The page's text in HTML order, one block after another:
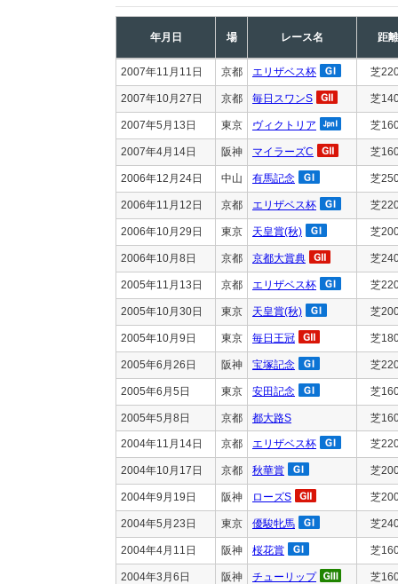
年月日 場 レース名 距離
2007年11月11日 京都 エリザベス杯 芝
2007年10月27日 京都 毎日スワンS 芝
2007年5月13日 東京 ヴィクトリア 芝
2007年4月14日 阪神 マイラーズC 芝
2006年12月24日 中山 有馬記念 芝
2006年11月12日 京都 エリザベス杯 芝
2006年10月29日 東京 天皇賞(秋) 芝
2006年10月8日 京都 京都大賞典 芝
2005年11月13日 京都 エリザベス杯 芝
2005年10月30日 東京 天皇賞(秋) 芝
2005年10月9日 東京 毎日王冠 芝
2005年6月26日 阪神 宝塚記念 芝
2005年6月5日 東京 安田記念 芝
2005年5月8日 京都 都大路S 芝
2004年11月14日 京都 エリザベス杯 芝
2004年10月17日 京都 秋華賞 芝
2004年9月19日 阪神 ローズS 芝
2004年5月23日 東京 優駿牝馬 芝
2004年4月11日 阪神 桜花賞 芝
2004年3月6日 阪神 チューリップ 芝